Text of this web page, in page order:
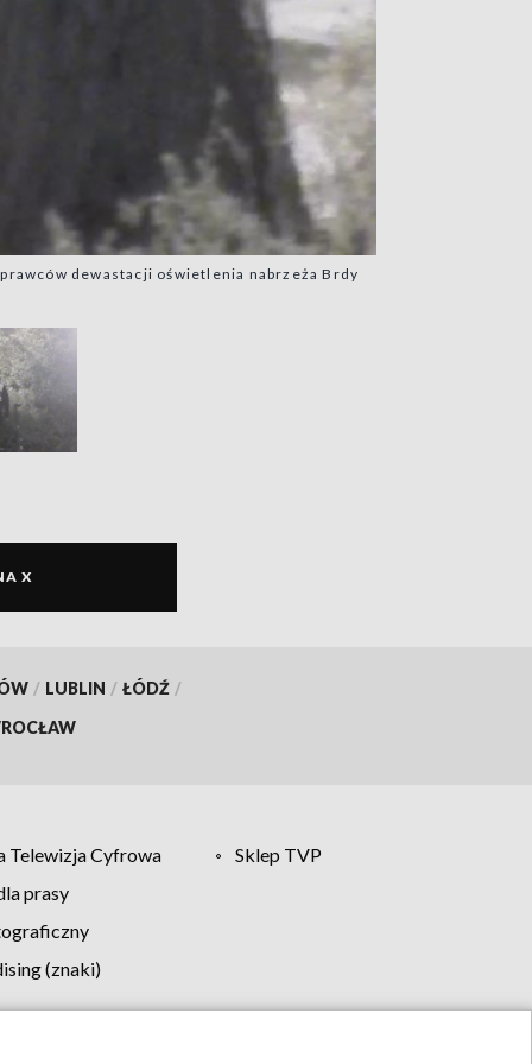
dewastacji oświetlenia nabrzeża Brdy
X
/ LUBLIN / ŁÓDŹ /
Telewizja Cyfrowa
Sklep TVP
prasy
(znaki)